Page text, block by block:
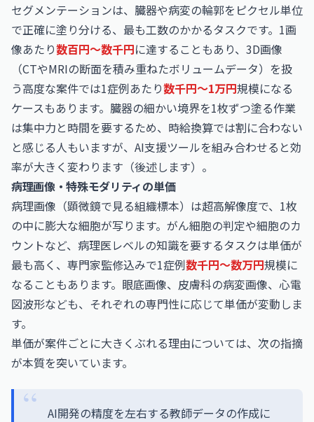
セグメンテーションは、臓器や病変の輪郭をピクセル単位
で正確に塗り分ける、最も工数のかかるタスクです。1画
像あたり数百円〜数千円に達することもあり、3D画像
（CTやMRIの断面を積み重ねたボリュームデータ）を扱
う高度な案件では1症例あたり数千円〜1万円規模になる
ケースもあります。臓器の細かい境界を1枚ずつ塗る作業
は集中力と時間を要するため、時給換算では割に合わない
と感じる人もいますが、AI支援ツールを組み合わせると効
率が大きく変わります（後述します）。
病理画像・特殊モダリティの単価
病理画像（顕微鏡で見る組織標本）は超高解像度で、1枚
の中に膨大な細胞が写ります。がん細胞の判定や細胞のカ
ウントなど、病理医レベルの知識を要するタスクは単価が
最も高く、専門家監修込みで1症例数千円〜数万円規模に
なることもあります。眼底画像、皮膚科の病変画像、心電
図波形なども、それぞれの専門性に応じて単価が変動しま
す。
単価が案件ごとに大きくぶれる理由については、次の指摘
が本質を突いています。
AI開発の精度を左右する教師データの作成に